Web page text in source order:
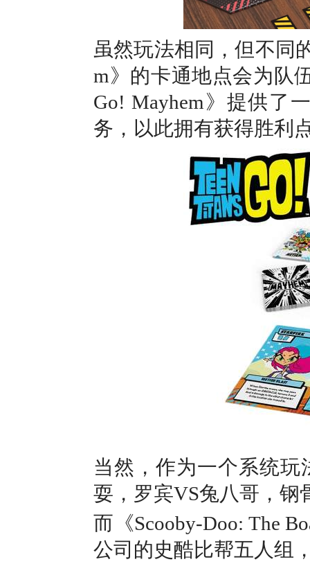
虽然玩法相同，但不同
m》的卡通地点会为队
Go! Mayhem》提供了
务，以此拥有获得胜利
当然，作为一个系统
耍，罗宾VS兔八哥，钢
而《Scooby-Doo: The
公司的史酷比帮五人组